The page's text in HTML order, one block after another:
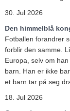
30. Jul 2026
Den himmelblå
Fotballen forandrer
forblir den samme.
Europa, selv om
barn. Han er ikke
et barn tar på seg
18. Jul 2026